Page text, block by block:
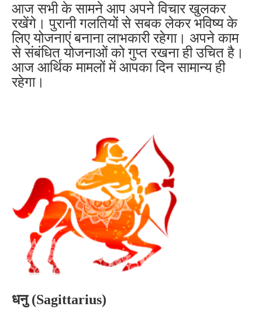
आज सभी के सामने आप अपने विचार खुलकर
रखेंगे। पुरानी गलतियों से सबक लेकर भविष्य के
लिए योजनाएं बनाना लाभकारी रहेगा। अपने काम
से संबंधित योजनाओं को गुप्त रखना ही उचित है।
आज आर्थिक मामलों में आपका दिन सामान्य ही
रहेगा।
धनु (Sagittarius)